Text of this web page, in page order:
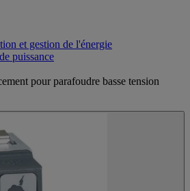
et gestion de l'énergie
puissance
pour parafoudre basse tension